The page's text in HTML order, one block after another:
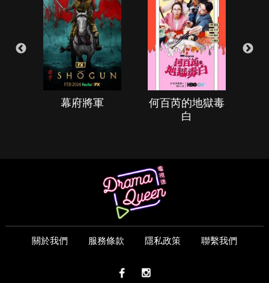
幕府將軍
何百芮的地獄毒
白
關於我們 服務條款 隱私政策 聯繫我們